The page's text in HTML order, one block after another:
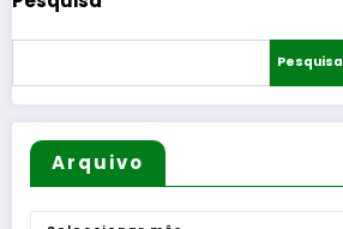
Arquivo
Arquivo